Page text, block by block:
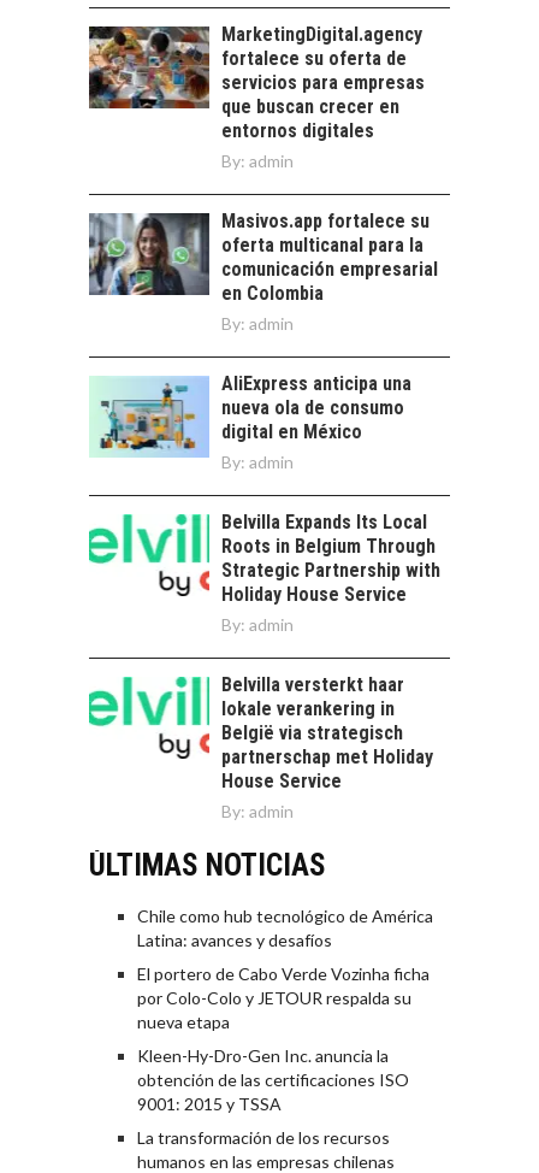
Financiamiento para
pymes en Chile:
alternativas que
trascienden el
crédito…
EL CRECIMIENTO DE
LOS SERVICIOS
DIGITALES
EXPORTADOS DESDE
CHILE
servicios digitales en
Chile:…
MarketingDigital.agency
fortalece su oferta de
servicios para empresas
que buscan crecer en
entornos digitales
By: admin
Masivos.app fortalece su
oferta multicanal para la
comunicación empresarial
en Colombia
By: admin
AliExpress anticipa una
nueva ola de consumo
digital en México
By: admin
Belvilla Expands Its Local
Roots in Belgium Through
Strategic Partnership with
Holiday House Service
By: admin
Belvilla versterkt haar
lokale verankering in
België via strategisch
partnerschap met Holiday
House Service
By: admin
ÚLTIMAS NOTICIAS
Chile como hub tecnológico de América
Latina: avances y desafíos
El portero de Cabo Verde Vozinha ficha
por Colo-Colo y JETOUR respalda su
nueva etapa
Kleen-Hy-Dro-Gen Inc. anuncia la
obtención de las certificaciones ISO
9001: 2015 y TSSA
La transformación de los recursos
humanos en las empresas chilenas